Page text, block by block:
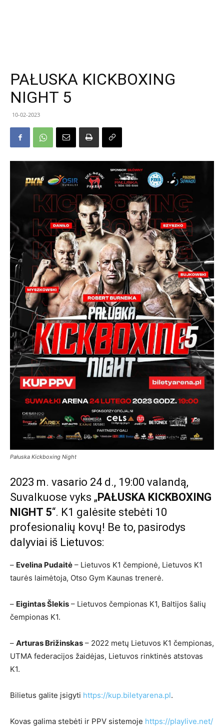
PAŁUSKA KICKBOXING
NIGHT 5
10-02-2023
Pałuska Kickboxing Night
2023 m. vasario 24 d., 19:00 valandą,
Suvalkuose vyks „ PAŁUSKA KICKBOXING
NIGHT 5“. K1 galėsite stebėti 10
profesionalių kovų! Be to, pasirodys
dalyviai iš Lietuvos:
– Evelina Pudaitė – Lietuvos K1 čempionė, Lietuvos K1
taurės laimėtoja, Otso Gym Kaunas trenerė.
– Eigintas Šlekis – Lietuvos čempionas K1, Baltijos šalių
čempionas K1.
– Arturas Brižinskas – 2022 metų Lietuvos K1 čempionas,
UTMA federacijos žaidėjas, Lietuvos rinktinės atstovas
K1.
Bilietus galite įsigyti https://kup.biletyarena.pl.
Kovas galima stebėti ir PPV sistemoje https://playlive.net/